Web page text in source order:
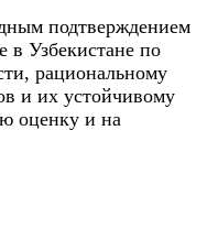
подтверждением
в Узбекистане по
рациональному
и их устойчивому
оценку и на